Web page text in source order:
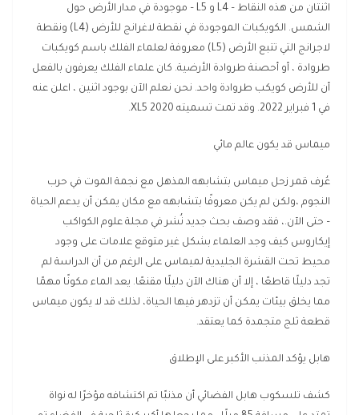
اثنتان من هذه النقاط – L4 و L5 – موجودة في مدار الأرض حول
الشمس. الكويكبات الموجودة في نقطة لاغرانج للأرض (L4) ونقطة
لاجرانج التي تتبع الأرض (L5) معروفة لعلماء الفلك باسم كويكبات
طروادة ، أو أحصنة طروادة الأرضية. كان علماء الفلك يعرفون بالفعل
أن للأرض كويكب طروادة واحد. نحن نعلم الآن بوجود اثنين ، اعلن عنه
في 1 فبراير 2022. وقد تمت تسميته 2020 XL5.
ميماس قد يكون عالم مائي
عُرف قمر زحل ميماس بتشابهه المذهل مع نجمة الموت في حرب
النجوم ،ولكن لم يكن معروفًا بتشابهه مع مكان يمكن أن يدعم الحياة
– حتى الآن.، فقد وصف بحث جديد نُشر في مجلة علوم الكواكب
إيكاروس كيف وجد العلماء بشكل غير متوقع علامات على وجود
محيط تحت القشرة الجليدية لميماس على الرغم من أن الدراسة لم
تجد دليلًا قاطعًا ، إلا أن هناك الآن دليلًا مقنعًا. يعد الماء مكونًا مهمًا
مما يخلق بيئات يمكن أن تزدهر فيها الحياة، لذلك قد لا يكون ميماس
قطعة ثلج متجمدة كما يعتقد.
هابل يؤكد المذنب الأكبر على الإطلاق
كشف تلسكوب هابل الفضائي أن مذنبًا تم اكتشافه مؤخرًا له نواة